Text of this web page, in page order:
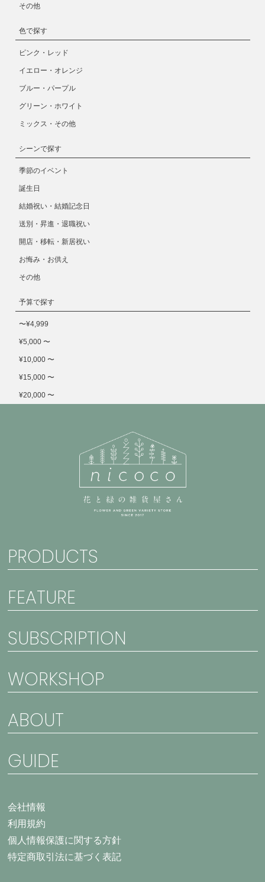
その他
色で探す
ピンク・レッド
イエロー・オレンジ
ブルー・パープル
グリーン・ホワイト
ミックス・その他
シーンで探す
季節のイベント
誕生日
結婚祝い・結婚記念日
送別・昇進・退職祝い
開店・移転・新居祝い
お悔み・お供え
その他
予算で探す
〜¥4,999
¥5,000 〜
¥10,000 〜
¥15,000 〜
¥20,000 〜
PRODUCTS
FEATURE
SUBSCRIPTION
WORKSHOP
ABOUT
GUIDE
会社情報
利用規約
個人情報保護に関する方針
特定商取引法に基づく表記